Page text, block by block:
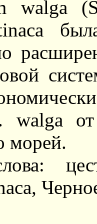
walga
walga
морей.